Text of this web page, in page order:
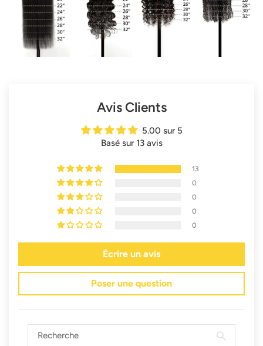
Avis Clients
5.00 sur 5
Basé sur 13 avis
13
0
0
0
0
Écrire un avis
Poser une question